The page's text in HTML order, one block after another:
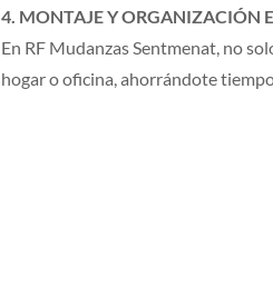
4. MONTAJE Y ORGANIZACIÓN
En RF Mudanzas Sentmenat, no
hogar o oficina, ahorrándote